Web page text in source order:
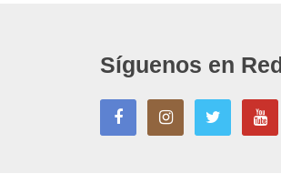
Síguenos en